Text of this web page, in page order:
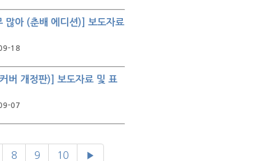
많아 (춘배 에디션)] 보도자료
18
버 개정판)] 보도자료 및 표
07
8 9 10 ▶